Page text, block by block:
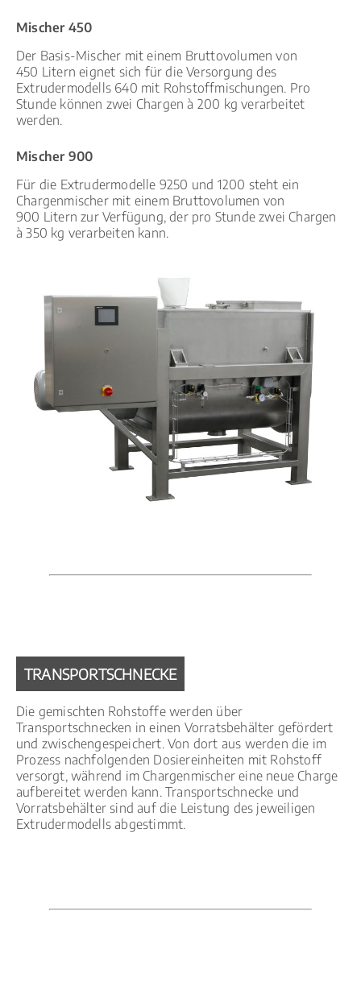
Mischer 450
Der Basis-Mischer mit einem Bruttovolumen von
450 Litern eignet sich für die Versorgung des
Extrudermodells 640 mit Rohstoffmischungen. Pro
Stunde können zwei Chargen à 200 kg verarbeitet
werden.
Mischer 900
Für die Extrudermodelle 9250 und 1200 steht ein
Chargenmischer mit einem Bruttovolumen von
900 Litern zur Verfügung, der pro Stunde zwei Chargen
à 350 kg verarbeiten kann.
TRANSPORTSCHNECKE
Die gemischten Rohstoffe werden über
Transportschnecken in einen Vorratsbehälter gefördert
und zwischengespeichert. Von dort aus werden die im
Prozess nachfolgenden Dosiereinheiten mit Rohstoff
versorgt, während im Chargenmischer eine neue Charge
aufbereitet werden kann. Transportschnecke und
Vorratsbehälter sind auf die Leistung des jeweiligen
Extrudermodells abgestimmt.